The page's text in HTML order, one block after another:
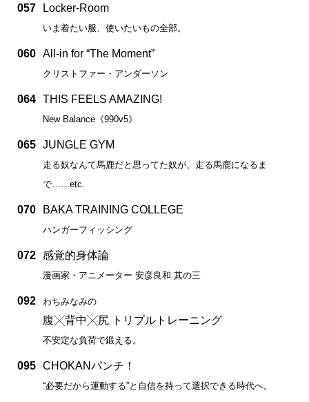
057 Locker-Room
いま着たい服、使いたいもの全部。
060 All-in for “The Moment”
クリストファー・アンダーソン
064 THIS FEELS AMAZING!
New Balance《990v5》
065 JUNGLE GYM
走る奴なんて馬鹿だと思ってた奴が、走る馬鹿になるま
で……etc.
070 BAKA TRAINING COLLEGE
ハンガーフィッシング
072 感覚的身体論
漫画家・アニメーター 安彦良和 其の三
092 わちみなみの
腹╳背中╳尻 トリプルトレーニング
不安定な負荷で鍛える。
095 CHOKANパンチ！
“必要だから運動する”と自信を持って選択できる時代へ。